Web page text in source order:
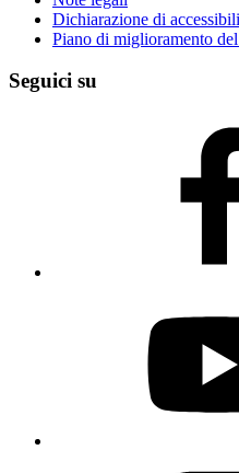
Dichiarazione di
Piano di miglioramento
Seguici su